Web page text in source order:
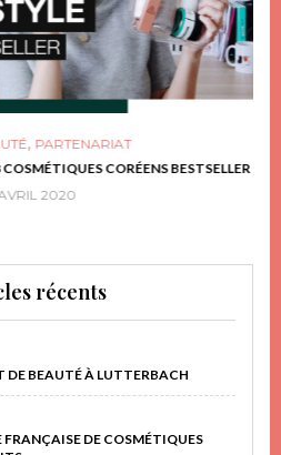
, PARTENARIAT
CORÉENS BESTSELLER
2020
récents
DE BEAUTÉ À LUTTERBACH
FRANÇAISE DE COSMÉTIQUES